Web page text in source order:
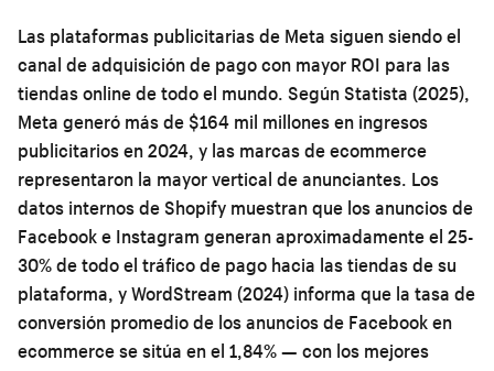
Las plataformas publicitarias de Meta siguen siendo el
canal de adquisición de pago con mayor ROI para las
tiendas online de todo el mundo. Según Statista (2025),
Meta generó más de $164 mil millones en ingresos
publicitarios en 2024, y las marcas de ecommerce
representaron la mayor vertical de anunciantes. Los
datos internos de Shopify muestran que los anuncios de
Facebook e Instagram generan aproximadamente el 25-
30% de todo el tráfico de pago hacia las tiendas de su
plataforma, y WordStream (2024) informa que la tasa de
conversión promedio de los anuncios de Facebook en
ecommerce se sitúa en el 1,84% — con los mejores